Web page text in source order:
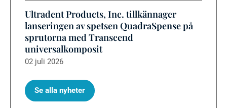
Ultradent Products, Inc. tillkännager
lanseringen av spetsen QuadraSpense på
sprutorna med Transcend
universalkomposit
02 juli 2026
Se alla nyheter